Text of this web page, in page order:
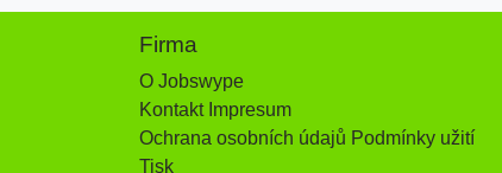
Firma
O Jobswype
Kontakt Impresum
Ochrana osobních údajů Podmínky užití
Tisk